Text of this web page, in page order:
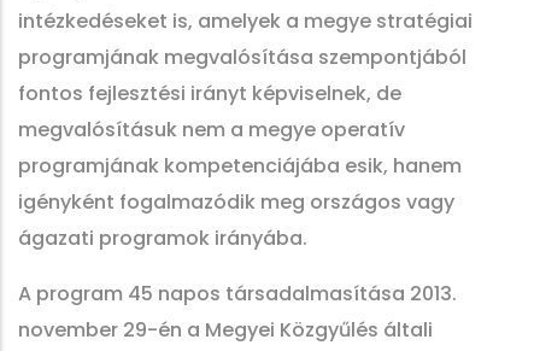
intézkedéseket is, amelyek a megye stratégiai
programjának megvalósítása szempontjából
fontos fejlesztési irányt képviselnek, de
megvalósításuk nem a megye operatív
programjának kompetenciájába esik, hanem
igényként fogalmazódik meg országos vagy
ágazati programok irányába.
A program 45 napos társadalmasítása 2013.
november 29-én a Megyei Közgyűlés általi